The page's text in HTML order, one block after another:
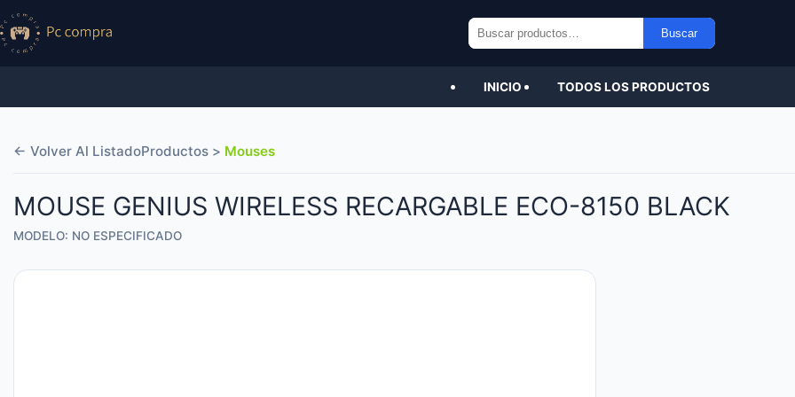
Buscar
por:
Buscar
INICIO TODOS LOS PRODUCTOS
← Volver Al ListadoProductos > Mouses
MOUSE GENIUS WIRELESS RECARGABLE ECO-8150 BLACK
MODELO: NO ESPECIFICADO